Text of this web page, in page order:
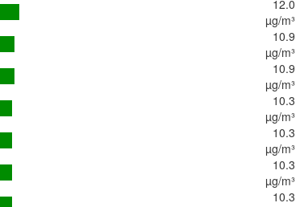
12.0
µg/m³
10.9
µg/m³
10.9
µg/m³
10.3
µg/m³
10.3
µg/m³
10.3
µg/m³
10.3